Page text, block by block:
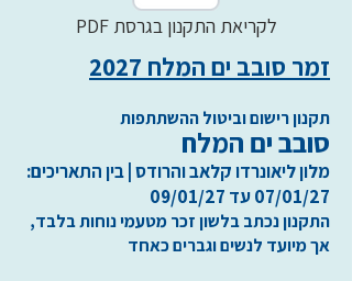
PDF לקריאת התקנון בגרסת
זמר סובב ים המלח 2027
תקנון רישום וביטול ההשתתפות
סובב ים המלח
מלון ליאונרדו קלאב והרודס | בין התאריכים:
07/01/27 עד 09/01/27
התקנון נכתב בלשון זכר מטעמי נוחות בלבד,
אך מיועד לנשים וגברים כאחד